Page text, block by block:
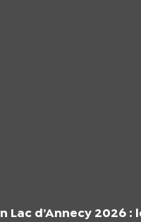
Lac d’Annecy 2026 :